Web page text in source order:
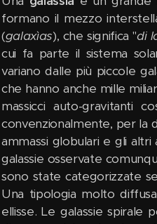
formano il mezzo
(galaxìas), che significa "di
cui fa parte il sistema
variano dalle più piccole
che hanno anche mille
massicci auto-gravitanti
convenzionalmente, per la
ammassi globulari e gli
galassie osservate
sono state categorizzate
Una tipologia molto
ellisse. Le galassie spirale